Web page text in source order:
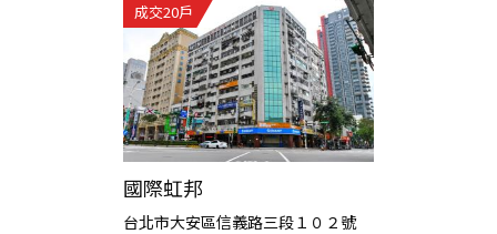
成交20戶
國際虹邦
台北市大安區信義路三段１０２號